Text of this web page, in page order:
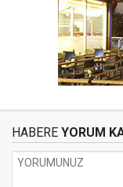
HABERE YORUM